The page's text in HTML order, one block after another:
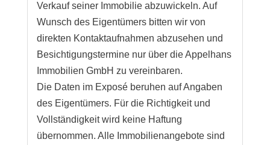
Verkauf seiner Immobilie abzuwickeln. Auf
Wunsch des Eigentümers bitten wir von
direkten Kontaktaufnahmen abzusehen und
Besichtigungstermine nur über die Appelhans
Immobilien GmbH zu vereinbaren.
Die Daten im Exposé beruhen auf Angaben
des Eigentümers. Für die Richtigkeit und
Vollständigkeit wird keine Haftung
übernommen. Alle Immobilienangebote sind